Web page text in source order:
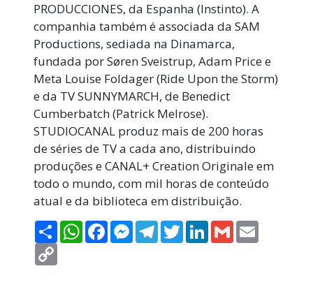
PRODUCCIONES, da Espanha (Instinto). A
companhia também é associada da SAM
Productions, sediada na Dinamarca,
fundada por Søren Sveistrup, Adam Price e
Meta Louise Foldager (Ride Upon the Storm)
e da TV SUNNYMARCH, de Benedict
Cumberbatch (Patrick Melrose).
STUDIOCANAL produz mais de 200 horas
de séries de TV a cada ano, distribuindo
produções e CANAL+ Creation Originale em
todo o mundo, com mil horas de conteúdo
atual e da biblioteca em distribuição.
Compartilhar
WhatsApp
FacebookMessenger
Telegram
TwitterLinkedIn
Gmail
Copy